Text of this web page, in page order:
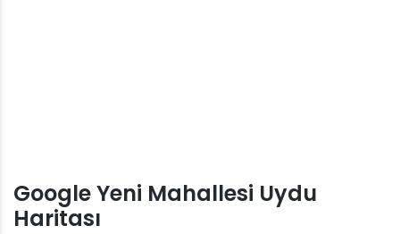
Google Yeni Mahallesi Uydu
Haritası